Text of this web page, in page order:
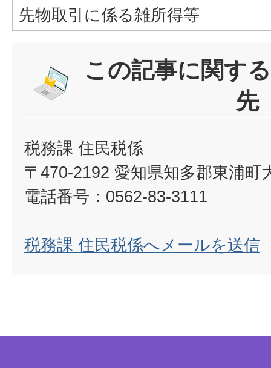
先物取引に係る雑所得等
この記事に関す
先
税務課 住民税係
〒470-2192 愛知県知多郡東浦町
電話番号：0562-83-3111
税務課 住民税係へメールを送信